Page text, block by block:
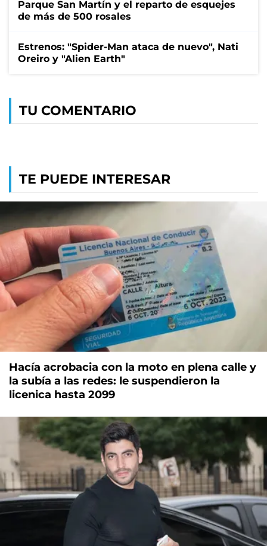
Parque San Martín y el reparto de esquejes
de más de 500 rosales
Estrenos: "Spider-Man ataca de nuevo", Nati
Oreiro y "Alien Earth"
TU COMENTARIO
TE PUEDE INTERESAR
Hacía acrobacia con la moto en plena calle y
la subía a las redes: le suspendieron la
licenica hasta 2099